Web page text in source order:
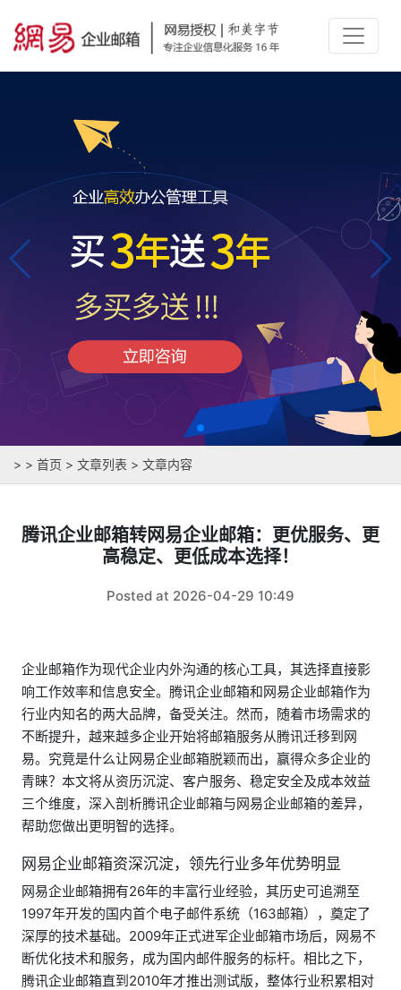
> > 首页 > 文章列表 > 文章内容
腾讯企业邮箱转网易企业邮箱：更优服务、更
高稳定、更低成本选择！
Posted at 2026-04-29 10:49
企业邮箱作为现代企业内外沟通的核心工具，其选择直接影
响工作效率和信息安全。腾讯企业邮箱和网易企业邮箱作为
行业内知名的两大品牌，备受关注。然而，随着市场需求的
不断提升，越来越多企业开始将邮箱服务从腾讯迁移到网
易。究竟是什么让网易企业邮箱脱颖而出，赢得众多企业的
青睐？本文将从资历沉淀、客户服务、稳定安全及成本效益
三个维度，深入剖析腾讯企业邮箱与网易企业邮箱的差异，
帮助您做出更明智的选择。
网易企业邮箱资深沉淀，领先行业多年优势明显
网易企业邮箱拥有26年的丰富行业经验，其历史可追溯至
1997年开发的国内首个电子邮件系统（163邮箱），奠定了
深厚的技术基础。2009年正式进军企业邮箱市场后，网易不
断优化技术和服务，成为国内邮件服务的标杆。相比之下，
腾讯企业邮箱直到2010年才推出测试版，整体行业积累相对